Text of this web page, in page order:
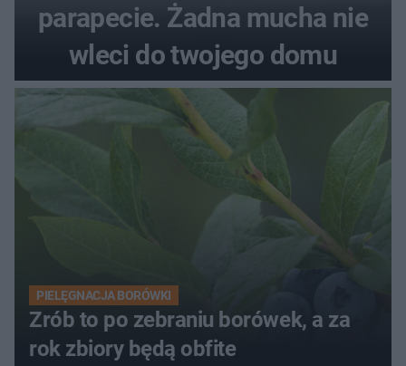
parapecie. Żadna mucha nie
wleci do twojego domu
PIELĘGNACJA BORÓWKI
Zrób to po zebraniu borówek, a za
rok zbiory będą obfite